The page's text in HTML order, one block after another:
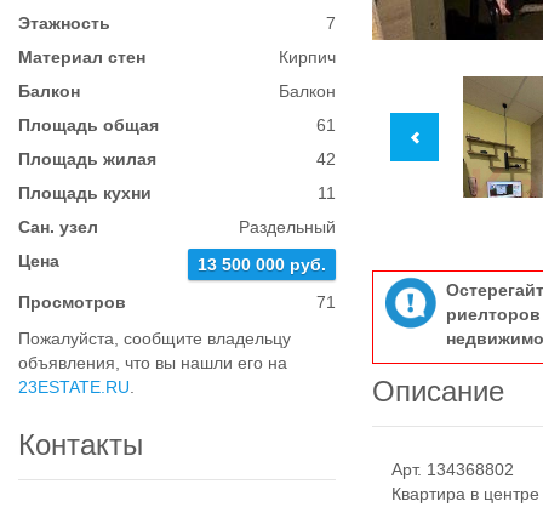
Этажность
7
Материал стен
Кирпич
Балкон
Балкон
Площадь общая
61
Площадь жилая
42
Площадь кухни
11
Сан. узел
Раздельный
Цена
13 500 000 руб.
Просмотров
71
Пожалуйста, сообщите владельцу
объявления, что вы нашли его на
23ESTATE.RU
Контакты
Описание
Арт. 134368802
Квартира в центре